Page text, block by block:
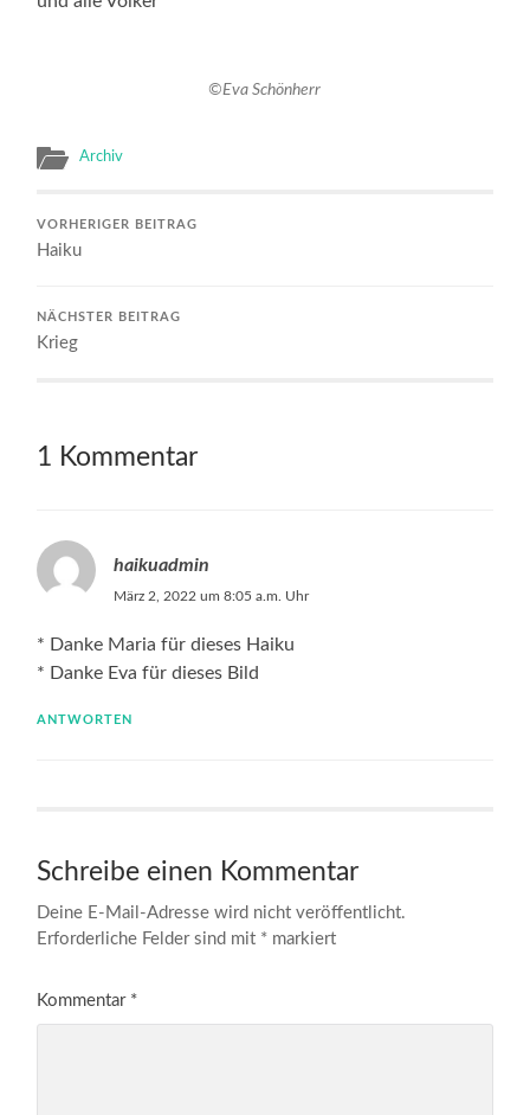
©Eva Schönherr
Archiv
VORHERIGER BEITRAG
Haiku
NÄCHSTER BEITRAG
Krieg
1 Kommentar
haikuadmin
März 2, 2022 um 8:05 a.m. Uhr
* Danke Maria für dieses Haiku
* Danke Eva für dieses Bild
ANTWORTEN
Schreibe einen Kommentar
Deine E-Mail-Adresse wird nicht veröffentlicht.
Erforderliche Felder sind mit * markiert
Kommentar *